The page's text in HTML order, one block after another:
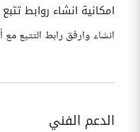
امكانية انشاء روابط تتبع
انشاء وارفق رابط التتبع
الدعم الفني